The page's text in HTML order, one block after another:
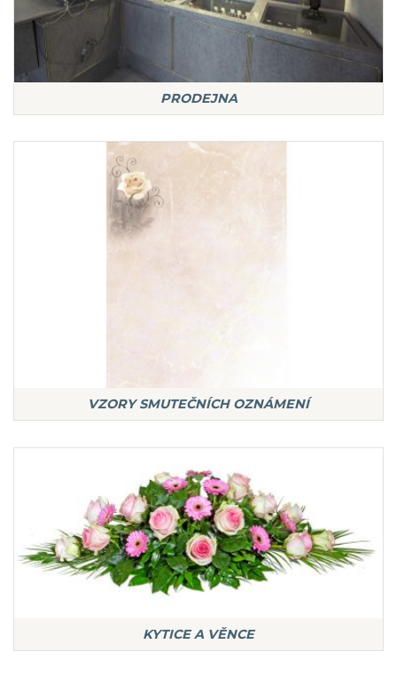
PRODEJNA
VZORY SMUTEČNÍCH OZNÁMENÍ
KYTICE A VĚNCE